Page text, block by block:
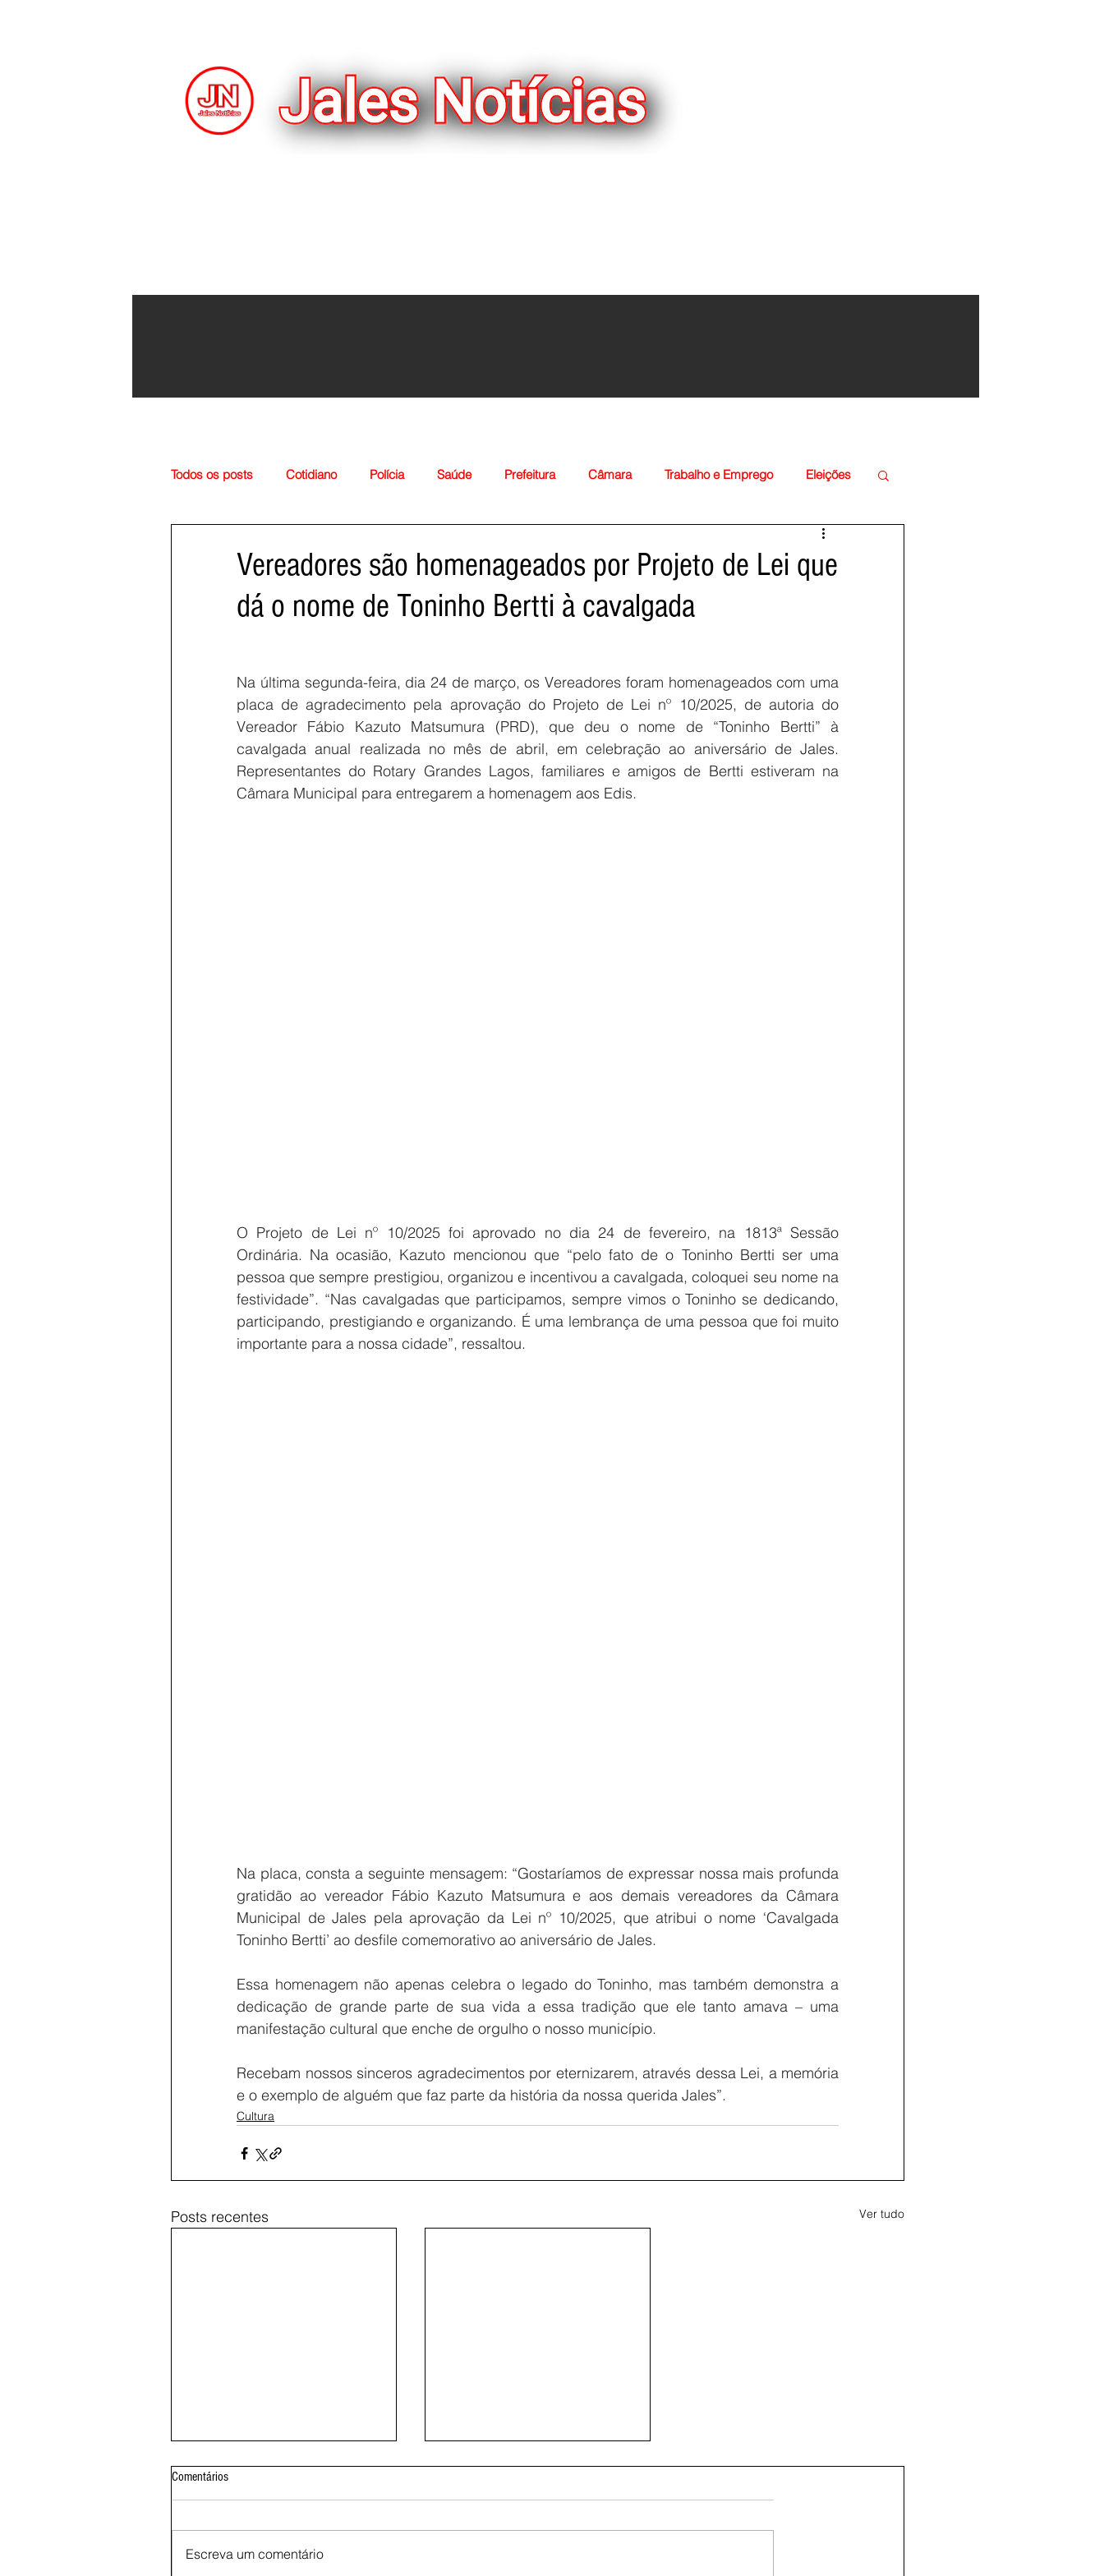
Voltar
Todos os posts Cotidiano Polícia Saúde Prefeitura Câmara Trabalho e Emprego Eleições
Vereadores são homenageados por Projeto de Lei que
dá o nome de Toninho Bertti à cavalgada
Na última segunda-feira, dia 24 de março, os Vereadores foram homenageados com uma
placa de agradecimento pela aprovação do Projeto de Lei nº 10/2025, de autoria do
Vereador Fábio Kazuto Matsumura (PRD), que deu o nome de “Toninho Bertti” à
cavalgada anual realizada no mês de abril, em celebração ao aniversário de Jales.
Representantes do Rotary Grandes Lagos, familiares e amigos de Bertti estiveram na
Câmara Municipal para entregarem a homenagem aos Edis.
O Projeto de Lei nº 10/2025 foi aprovado no dia 24 de fevereiro, na 1813ª Sessão
Ordinária. Na ocasião, Kazuto mencionou que “pelo fato de o Toninho Bertti ser uma
pessoa que sempre prestigiou, organizou e incentivou a cavalgada, coloquei seu nome na
festividade”. “Nas cavalgadas que participamos, sempre vimos o Toninho se dedicando,
participando, prestigiando e organizando. É uma lembrança de uma pessoa que foi muito
importante para a nossa cidade”, ressaltou.
Na placa, consta a seguinte mensagem: “Gostaríamos de expressar nossa mais profunda
gratidão ao vereador Fábio Kazuto Matsumura e aos demais vereadores da Câmara
Municipal de Jales pela aprovação da Lei nº 10/2025, que atribui o nome ‘Cavalgada
Toninho Bertti’ ao desfile comemorativo ao aniversário de Jales.
Essa homenagem não apenas celebra o legado do Toninho, mas também demonstra a
dedicação de grande parte de sua vida a essa tradição que ele tanto amava – uma
manifestação cultural que enche de orgulho o nosso município.
Recebam nossos sinceros agradecimentos por eternizarem, através dessa Lei, a memória
e o exemplo de alguém que faz parte da história da nossa querida Jales”.
Cultura
Posts recentes Ver tudo
Comentários
Escreva um comentário